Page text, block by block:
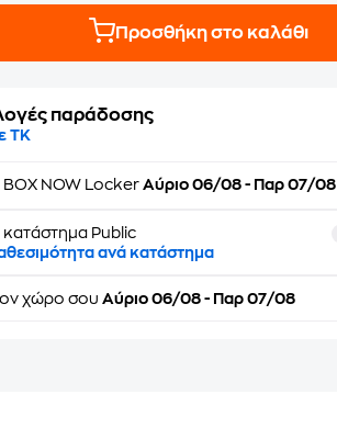
Προσθήκη στο καλάθι
παράδοσης
ΤΚ
BOX NOW Locker Αύριο 06/08 - Παρ 07/08
κατάστημα Public
ανά κατάστημα
χώρο σου Αύριο 06/08 - Παρ 07/08